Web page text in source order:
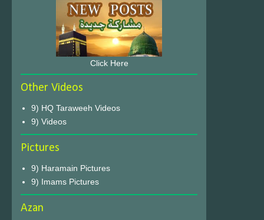
Click Here
Other Videos
9) HQ Taraweeh Videos
9) Videos
Pictures
9) Haramain Pictures
9) Imams Pictures
Azan